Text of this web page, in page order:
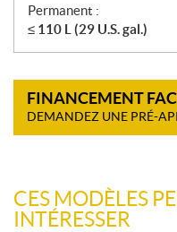
Permanent :
≤ 110 L (29 U.S. gal.)
FINANCEMENT
DEMANDEZ UNE PRÉ-
CES MODÈLES
INTÉRESSER